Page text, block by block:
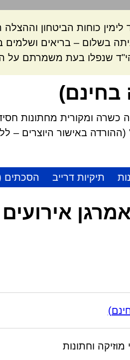
כוחות הביטחון
בשלום – בריאים ושלמים
שנפלו בעת משמרתם על
בחינם)
כשרה ומקורית מחתונות
באישור היוצרים – ללא
תיקיות דרייב הסכתים
אירועים
מוזיקה וחתונות